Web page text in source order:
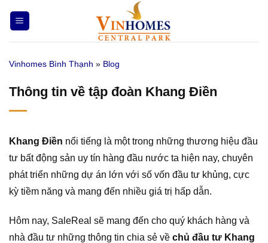
qua
nội
Vinhomes Bình Thạnh » Blog
Thông tin về tập đoàn Khang Điền
Khang Điền nổi tiếng là một trong những thương hiệu đầu
tư bất động sản uy tín hàng đầu nước ta hiện nay, chuyên
phát triển những dự án lớn với số vốn đầu tư khủng, cực
kỳ tiềm năng và mang đến nhiều giá trị hấp dẫn.
Hôm nay, SaleReal sẽ mang đến cho quý khách hàng và
nhà đầu tư những thông tin chia sẻ về chủ đầu tư Khang